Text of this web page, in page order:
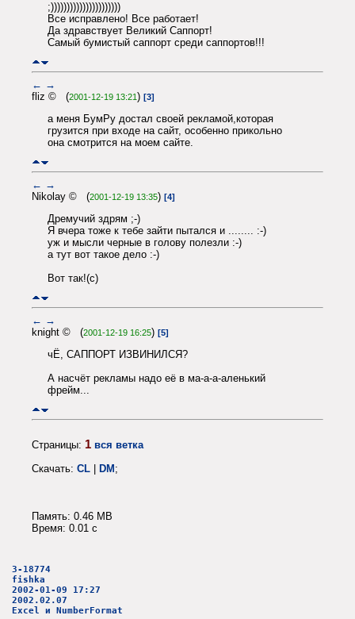
;))))))))))))))))))))))
Все исправлено! Все работает!
Да здравствует Великий Саппорт!
Самый бумистый саппорт среди саппортов!!!
← →
fliz © (2001-12-19 13:21) [3]
а меня БумРу достал своей рекламой,которая
грузится при входе на сайт, особенно прикольно
она смотрится на моем сайте.
← →
Nikolay © (2001-12-19 13:35) [4]
Дремучий здрям ;-)
Я вчера тоже к тебе зайти пытался и ........ :-)
уж и мысли черные в голову полезли :-)
а тут вот такое дело :-)
Вот так!(с)
← →
knight © (2001-12-19 16:25) [5]
чЁ, САППОРТ ИЗВИНИЛСЯ?
А насчёт рекламы надо её в ма-а-а-аленький
фрейм...
Страницы: 1 вся ветка
Скачать: CL | DM;
Память: 0.46 MB
Время: 0.01 c
3-18774
fishka
2002-01-09 17:27
2002.02.07
Excel и NumberFormat